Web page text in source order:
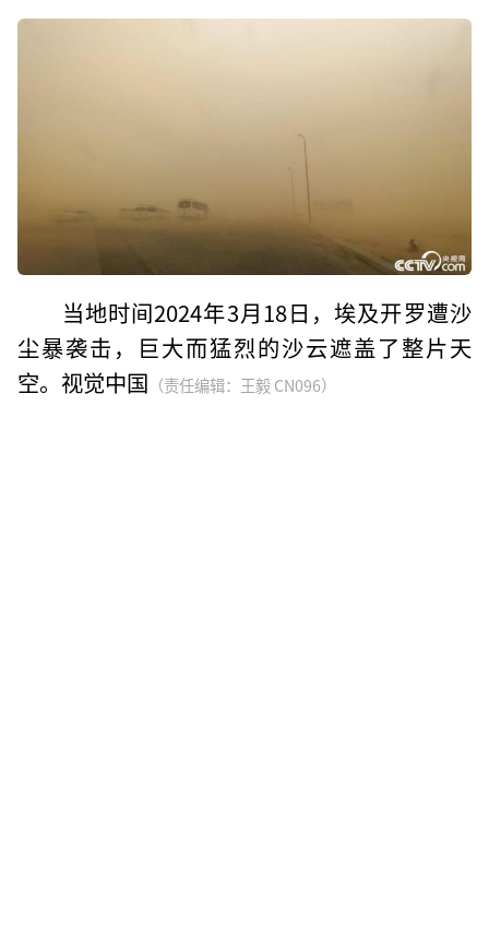
当地时间2024年3月18日，埃及开罗遭沙
尘暴袭击，巨大而猛烈的沙云遮盖了整片天
空。视觉中国 （责任编辑：王毅 CN096）